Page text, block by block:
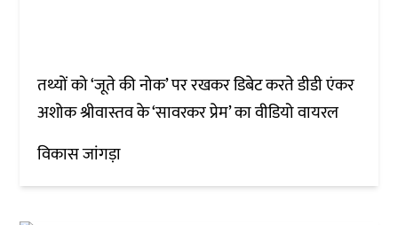
तथ्यों को ‘जूते की नोक’ पर रखकर डिबेट करते डीडी एंकर
अशोक श्रीवास्तव के ‘सावरकर प्रेम’ का वीडियो वायरल
विकास जांगड़ा